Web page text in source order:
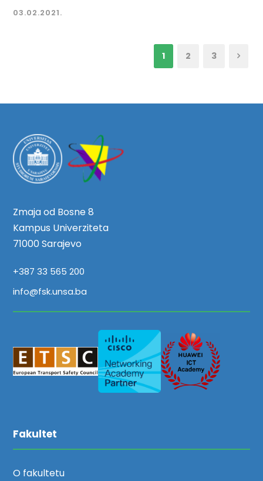
03.02.2021.
1 2 3
Zmaja od Bosne 8
Kampus Univerziteta
71000 Sarajevo
+387 33 565 200
info@fsk.unsa.ba
Fakultet
O fakultetu